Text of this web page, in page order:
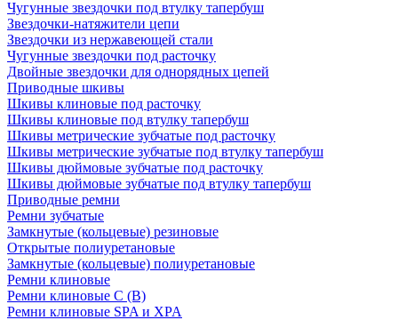
Чугунные звездочки под втулку тапербуш
Звездочки-натяжители цепи
Звездочки из нержавеющей стали
Чугунные звездочки под расточку
Двойные звездочки для однорядных цепей
Приводные шкивы
Шкивы клиновые под расточку
Шкивы клиновые под втулку тапербуш
Шкивы метрические зубчатые под расточку
Шкивы метрические зубчатые под втулку тапербуш
Шкивы дюймовые зубчатые под расточку
Шкивы дюймовые зубчатые под втулку тапербуш
Приводные ремни
Ремни зубчатые
Замкнутые (кольцевые) резиновые
Открытые полиуретановые
Замкнутые (кольцевые) полиуретановые
Ремни клиновые
Ремни клиновые C (В)
Ремни клиновые SPA и XPA